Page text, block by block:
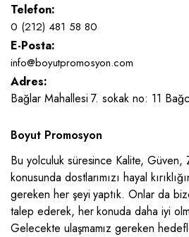
Telefon:
0 (212) 481 58 80
E-Posta:
info@boyutpromosyon.com
Adres:
Bağlar Mahallesi 7. sokak no: 11
Boyut Promosyon
Bu yolculuk süresince Kalite, Güven,
konusunda dostlarımızı hayal
gereken her şeyi yaptık. Onlar da
talep ederek, her konuda daha iyi
Gelecekte ulaşmamız gereken